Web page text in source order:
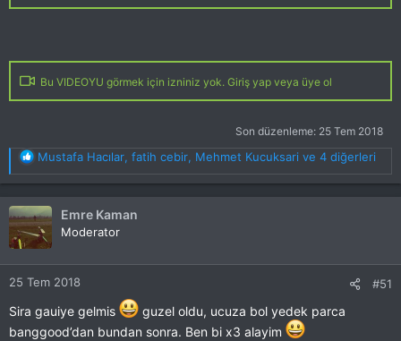
Bu VIDEOYU görmek için izniniz yok. Giriş yap veya üye ol
Son düzenleme: 25 Tem 2018
T
e
p
k
i
l
e
r
:
Mustafa Hacılar, fatih cebir, Mehmet Kucuksari ve 4 diğerleri
Emre Kaman
Moderator
25 Tem 2018 #51
Sira gauiye gelmis
guzel oldu, ucuza bol yedek parca
banggood’dan bundan sonra. Ben bi x3 alayim